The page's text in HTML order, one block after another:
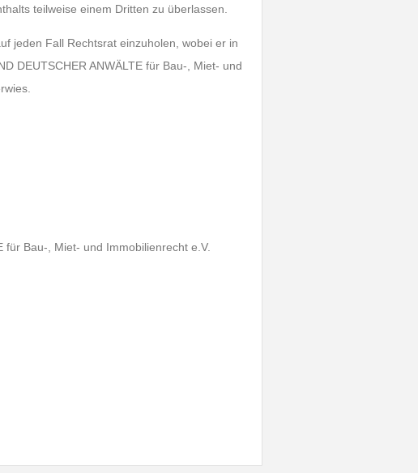
teilweise einem Dritten zu überlassen.
jeden Fall Rechtsrat einzuholen, wobei er in
DEUTSCHER ANWÄLTE für Bau-, Miet- und
für Bau-, Miet- und Immobilienrecht e.V.